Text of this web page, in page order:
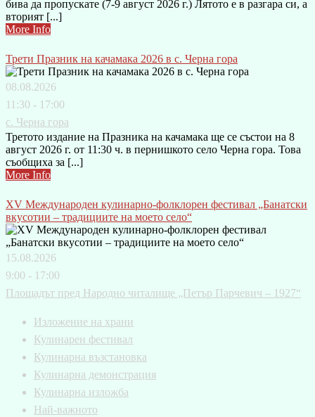
бива да пропускате (7-9 август 2026 г.) Лятото е в разгара си, а
вторият [...]
More Info
Трети Празник на качамака 2026 в с. Черна гора
08.08.2026
11:30 - 17:00
с. Черна гора
Третото издание на Празника на качамака ще се състои на 8
август 2026 г. от 11:30 ч. в пернишкото село Черна гора. Това
съобщиха за [...]
More Info
XV Международен кулинарно-фолклорен фестивал „Банатски
вкусотии – традициите на моето село“
15.08.2026
9:00 - 17:00
Площадът пред Народно читалище „Петър Парчевич – 1927“
Изложение на храни
Кулинарен фестивал
Кулинарна възстановка
Кулинарна демонстрация
Кулинарна изложба
Най-важното